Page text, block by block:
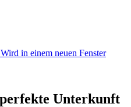
in einem neuen Fenster
Unterkunft